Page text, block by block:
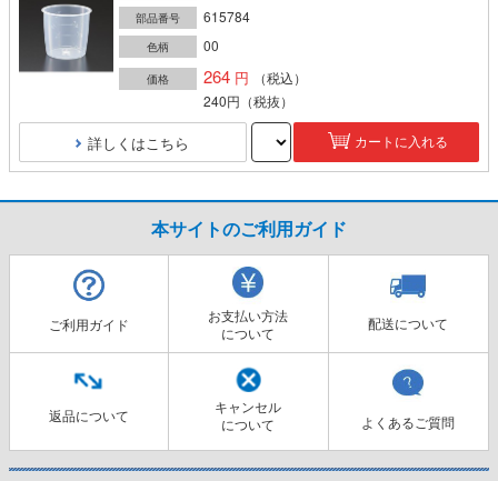
部品番号 615784
色柄 00
価格 264
（税込）
240円 （税抜）
詳しくはこちら カートに入れる
本サイトのご利用ガイド
ご利用ガイド
お支払い方法
について
配送について
返品について
キャンセル
について
よくあるご質問